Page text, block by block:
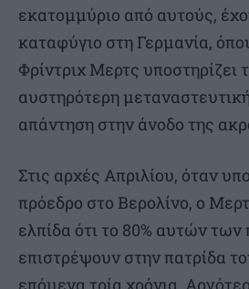
εκατομμύριο από αυτούς,
καταφύγιο στη Γερμανία,
Φρίντριχ Μερτς υποστηρίζει
αυστηρότερη
απάντηση στην άνοδο της
Στις αρχές Απριλίου, όταν
πρόεδρο στο Βερολίνο, ο
ελπίδα ότι το 80% αυτών
επιστρέψουν στην πατρίδα
επόμενα τρία χρόνια.